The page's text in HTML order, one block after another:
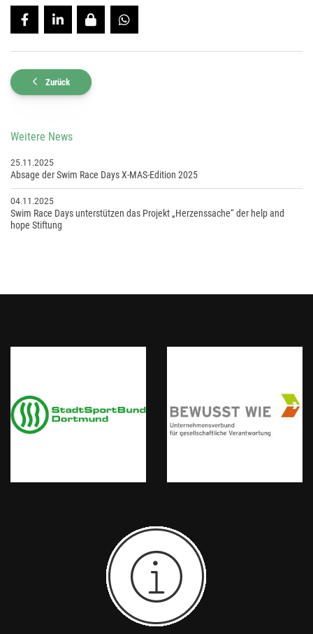
Zurück
Weitere News
25.11.2025
Absage der Swim Race Days X-MAS-Edition 2025
04.11.2025
Swim Race Days unterstützen das Projekt „Herzenssache“ der help and
hope Stiftung